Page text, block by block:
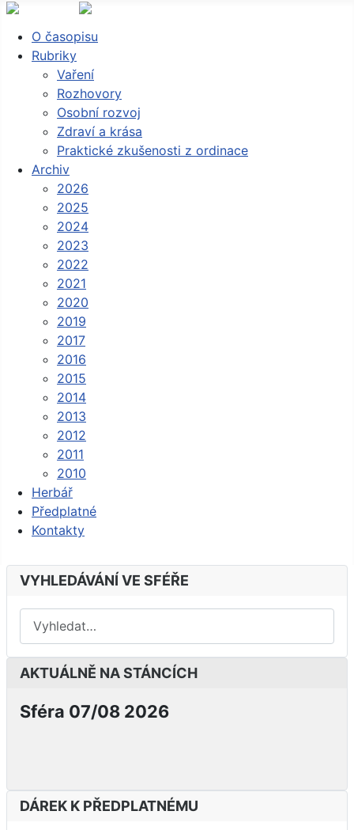
O časopisu
Rubriky
Vaření
Rozhovory
Osobní rozvoj
Zdraví a krása
Praktické zkušenosti z ordinace
Archiv
2026
2025
2024
2023
2022
2021
2020
2019
2017
2016
2015
2014
2013
2012
2011
2010
Herbář
Předplatné
Kontakty
VYHLEDÁVÁNÍ VE SFÉŘE
AKTUÁLNĚ NA STÁNCÍCH
Sféra 07/08 2026
DÁREK K PŘEDPLATNÉMU